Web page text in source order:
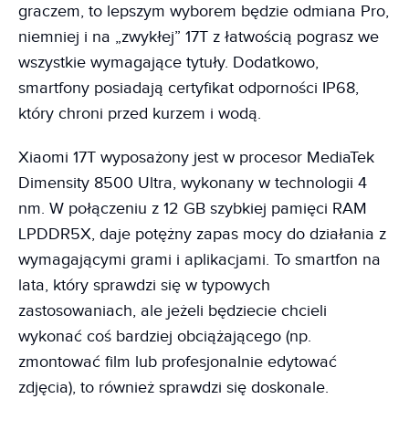
graczem, to lepszym wyborem będzie odmiana Pro,
niemniej i na „zwykłej” 17T z łatwością pograsz we
wszystkie wymagające tytuły. Dodatkowo,
smartfony posiadają certyfikat odporności IP68,
który chroni przed kurzem i wodą.
Xiaomi 17T wyposażony jest w procesor MediaTek
Dimensity 8500 Ultra, wykonany w technologii 4
nm. W połączeniu z 12 GB szybkiej pamięci RAM
LPDDR5X, daje potężny zapas mocy do działania z
wymagającymi grami i aplikacjami. To smartfon na
lata, który sprawdzi się w typowych
zastosowaniach, ale jeżeli będziecie chcieli
wykonać coś bardziej obciążającego (np.
zmontować film lub profesjonalnie edytować
zdjęcia), to również sprawdzi się doskonale.